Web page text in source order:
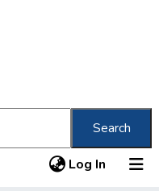
Search
Log In (current)